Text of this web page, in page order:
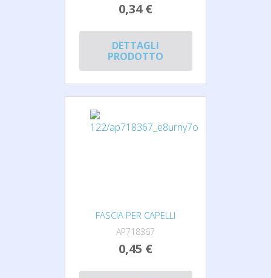
0,34 €
DETTAGLI
PRODOTTO
FASCIA PER CAPELLI
AP718367
0,45 €